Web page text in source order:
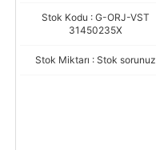
Stok Kodu : G-ORJ-VST
31450235X
Stok Miktarı : Stok sorunuz